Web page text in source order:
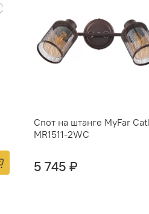
Спот на штанге MyFar
MR1511-2WC
5 745 ₽